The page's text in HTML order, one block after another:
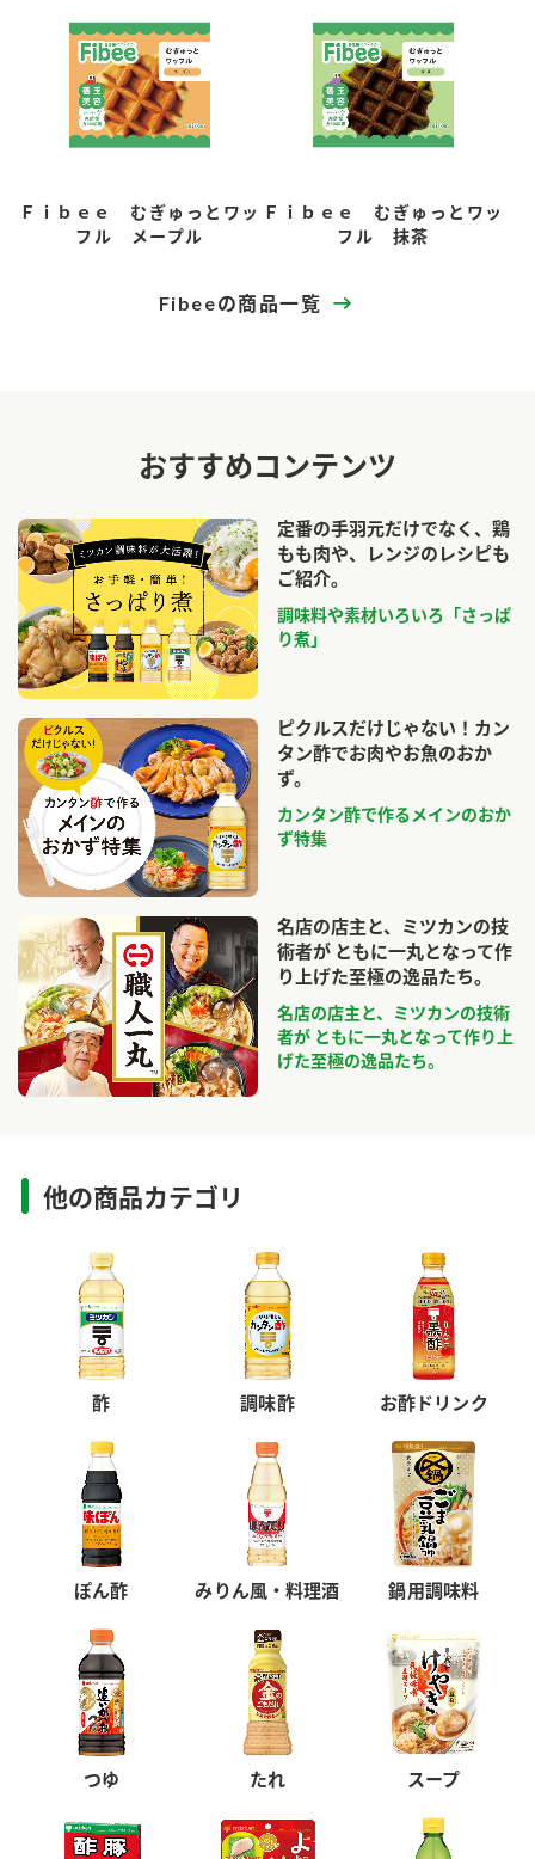
Ｆｉｂｅｅ むぎゅっとワッ
フル メープル
Ｆｉｂｅｅ むぎゅっとワッ
フル 抹茶
Fibeeの商品一覧
おすすめコンテンツ
定番の手羽元だけでなく、鶏
もも肉や、レンジのレシピも
ご紹介。
調味料や素材いろいろ「さっぱ
り煮」
ピクルスだけじゃない！カン
タン酢でお肉やお魚のおか
ず。
カンタン酢で作るメインのおか
ず特集
名店の店主と、ミツカンの技
術者が ともに一丸となって作
り上げた至極の逸品たち。
名店の店主と、ミツカンの技術
者が ともに一丸となって作り上
げた至極の逸品たち。
他の商品カテゴリ
酢 調味酢 お酢ドリンク
ぽん酢 みりん風・料理酒 鍋用調味料
つゆ たれ スープ